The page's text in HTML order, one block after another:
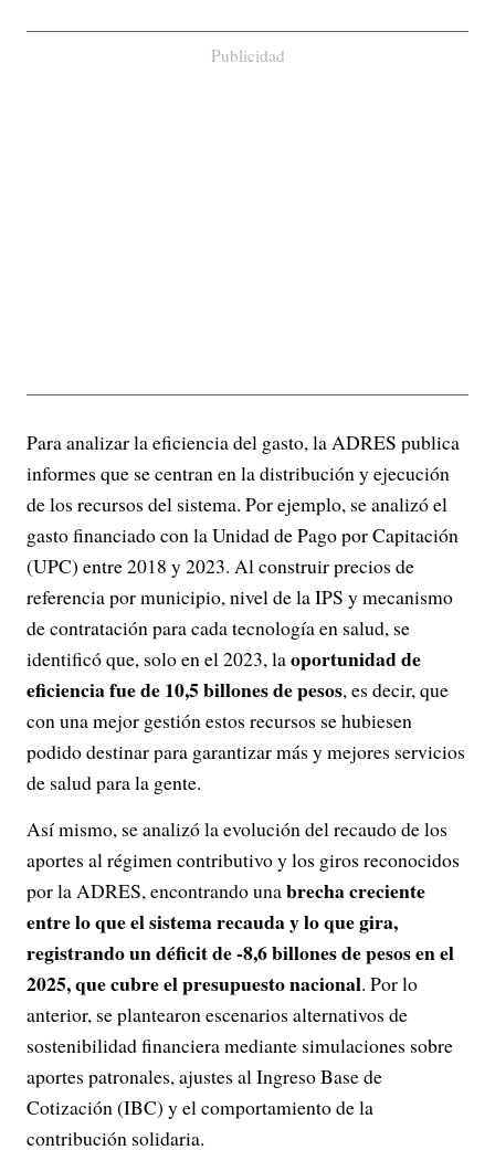
Publicidad
Para analizar la eficiencia del gasto, la ADRES publica
informes que se centran en la distribución y ejecución
de los recursos del sistema. Por ejemplo, se analizó el
gasto financiado con la Unidad de Pago por Capitación
(UPC) entre 2018 y 2023. Al construir precios de
referencia por municipio, nivel de la IPS y mecanismo
de contratación para cada tecnología en salud, se
identificó que, solo en el 2023, laoportunidad de
eficiencia fue de 10,5 billones de pesos, es decir, que
con una mejor gestión estos recursos se hubiesen
podido destinar para garantizar más y mejores servicios
de salud para la gente.
Así mismo, se analizó la evolución del recaudo de los
aportes al régimen contributivo y los giros reconocidos
por la ADRES, encontrando unabrecha creciente
entre lo que el sistema recauda y lo que gira,
registrando un déficit de -8,6 billones de pesos en el
2025, que cubre el presupuesto nacional. Por lo
anterior, se plantearon escenarios alternativos de
sostenibilidad financiera mediante simulaciones sobre
aportes patronales, ajustes al Ingreso Base de
Cotización (IBC) y el comportamiento de la
contribución solidaria.